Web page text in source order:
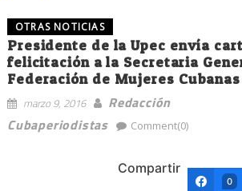
OTRAS NOTICIAS
Presidente de la Upec envía
felicitación a la Secretaria
Federación de Mujeres Cubanas
marzo 9, 2016
Redacción
Cubaperiodistas
Comment(0)
Compartir
0